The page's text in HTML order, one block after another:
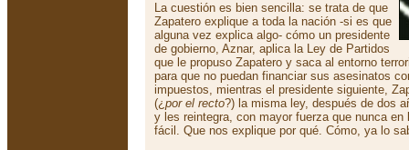
La cuestión es bien sencilla: se trata de que
Zapatero explique a toda la nación -si es que
alguna vez explica algo- cómo un presidente
de gobierno, Aznar, aplica la Ley de Partidos
que le propuso Zapatero y saca al entorno
para que no puedan financiar sus asesinatos
impuestos, mientras el presidente siguiente,
(¿ por el recto?) la misma ley, después de dos
y les reintegra, con mayor fuerza que nunca
fácil. Que nos explique por qué. Cómo, ya lo